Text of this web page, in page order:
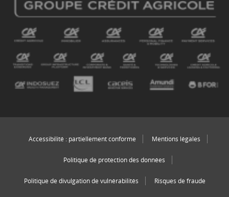
Accessibilité : partiellement conforme Mentions légales
Politique de protection des données
Politique de divulgation de vulnérabilités Risques de fraude